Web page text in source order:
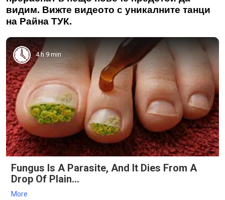
видим. Вижте видеото с уникалните танци
на Райна ТУК.
4 h 9 min
Fungus Is A Parasite, And It Dies From A
Drop Of Plain...
More